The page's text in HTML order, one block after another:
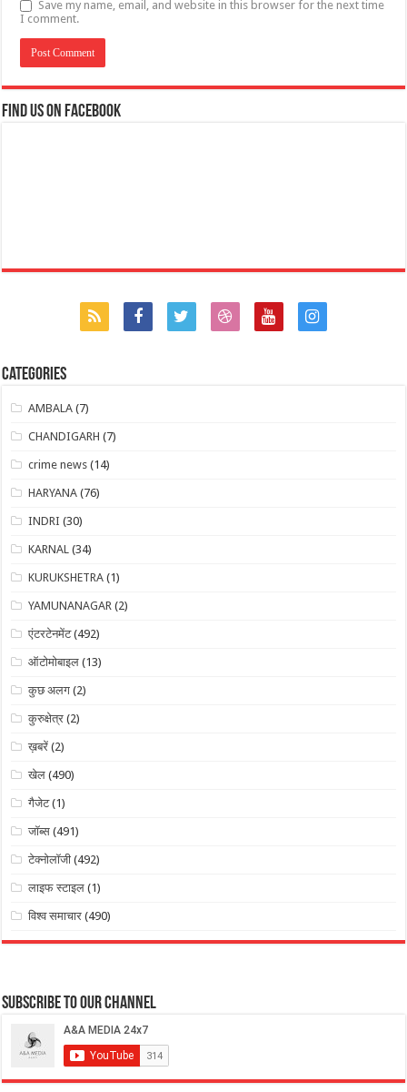
Save my name, email, and website in this browser for the next time
I comment.
Find us on Facebook
Categories
AMBALA (7)
CHANDIGARH (7)
crime news (14)
HARYANA (76)
INDRI (30)
KARNAL (34)
KURUKSHETRA (1)
YAMUNANAGAR (2)
एंटरटेनमेंट(492)
ऑटोमोबाइल (13)
कुछ अलग (2)
कुरुक्षेत्र (2)
ख़बरें (2)
खेल (490)
गैजेट(1)
जॉब्स (491)
टेक्नोलॉजी (492)
लाइफ स्टाइल (1)
विश्व समाचार (490)
Subscribe to our Channel